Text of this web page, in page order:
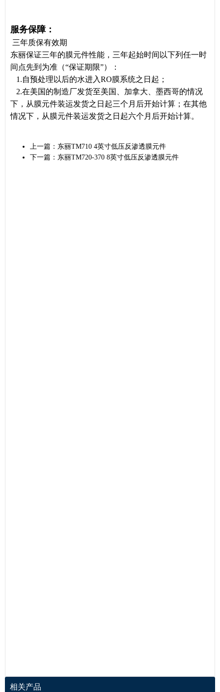
服务保障：
三年质保有效期
东丽保证三年的膜元件性能，三年起始时间以下列任一时
间点先到为准（“保证期限”）：
1.自预处理以后的水进入RO膜系统之日起；
2.在美国的制造厂发货至美国、加拿大、墨西哥的情况
下，从膜元件装运发货之日起三个月后开始计算；在其他
情况下，从膜元件装运发货之日起六个月后开始计算。
上一篇： 东丽TM710 4英寸低压反渗透膜元件
下一篇： 东丽TM720-370 8英寸低压反渗透膜元件
相关产品